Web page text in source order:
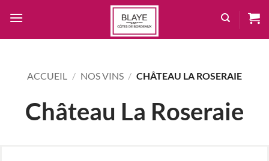
contenu
ACCUEIL / NOS VINS / CHÂTEAU LA ROSERAIE
Château La Roseraie